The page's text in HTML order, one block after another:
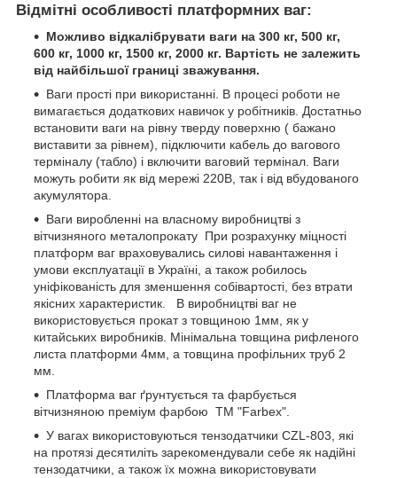
Відмітні особливості платформних ваг:
Можливо відкалібрувати ваги на 300 кг, 500 кг,
600 кг, 1000 кг, 1500 кг, 2000 кг. Вартість не залежить
від найбільшої границі зважування.
Ваги прості при використанні. В процесі роботи не
вимагається додаткових навичок у робітників. Достатньо
встановити ваги на рівну тверду поверхню ( бажано
виставити за рівнем), підключити кабель до вагового
терміналу (табло) і включити ваговий термінал. Ваги
можуть робити як від мережі 220В, так і від вбудованого
акумулятора.
Ваги виробленні на власному виробництві з
вітчизняного металопрокату При розрахунку міцності
платформ ваг враховувались силові навантаження і
умови експлуатації в Україні, а також робилось
уніфікованість для зменшення собівартості, без втрати
якісних характеристик. В виробництві ваг не
використовується прокат з товщиною 1мм, як у
китайських виробників. Мінімальна товщина рифленого
листа платформи 4мм, а товщина профільних труб 2
мм.
Платформа ваг ґрунтується та фарбується
вітчизняною преміум фарбою ТМ "Farbex".
У вагах використовуються тензодатчики CZL-803, які
на протязі десятиліть зарекомендували себе як надійні
тензодатчики, а також їх можна використовувати